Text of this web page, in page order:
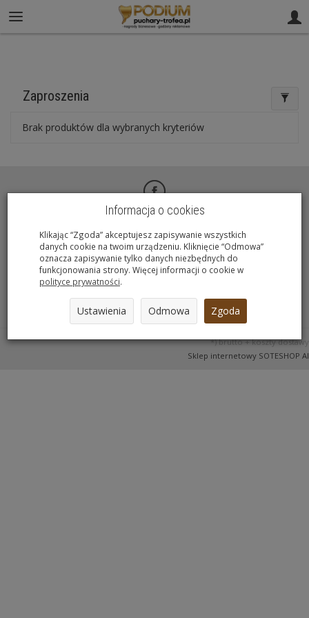
61 812 02 00 sklep@puchary-trofea.pl
Zaproszenia
Brak produktów dla wybranych kryteriów
Zamówienie
*) brutto +koszty dostawy
Sklep internetowy SOTESHOP AI
Informacja o cookies
Klikając “Zgoda” akceptujesz zapisywanie wszystkich
danych cookie na twoim urządzeniu. Kliknięcie “Odmowa”
oznacza zapisywanie tylko danych niezbędnych do
funkcjonowania strony. Więcej informacji o cookie w
polityce prywatności.
Ustawienia Odmowa Zgoda